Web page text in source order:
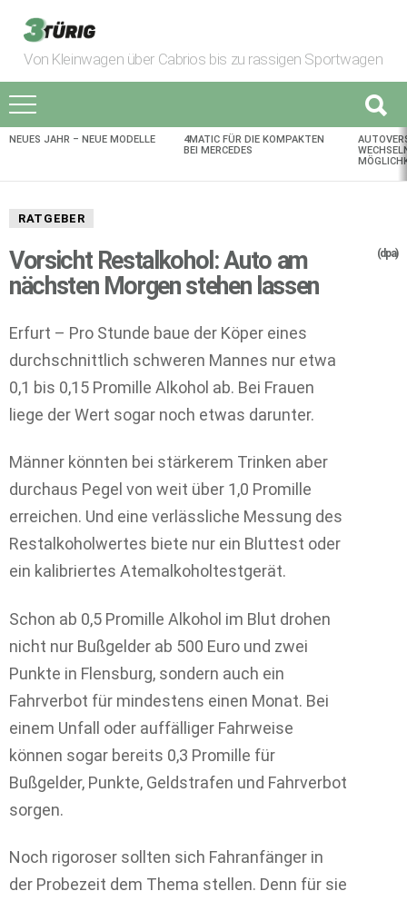
Von Kleinwagen über Cabrios bis zu rassigen Sportwagen
AKTUELLES
NEUES JAHR – NEUE MODELLE
4MATIC FÜR DIE KOMPAKTEN
BEI MERCEDES
RATGEBER
Vorsicht Restalkohol: Auto am
nächsten Morgen stehen lassen
(dpa)
Erfurt – Pro Stunde baue der Köper eines
durchschnittlich schweren Mannes nur etwa
0,1 bis 0,15 Promille Alkohol ab. Bei Frauen
liege der Wert sogar noch etwas darunter.
Männer könnten bei stärkerem Trinken aber
durchaus Pegel von weit über 1,0 Promille
erreichen. Und eine verlässliche Messung des
Restalkoholwertes biete nur ein Bluttest oder
ein kalibriertes Atemalkoholtestgerät.
Schon ab 0,5 Promille Alkohol im Blut drohen
nicht nur Bußgelder ab 500 Euro und zwei
Punkte in Flensburg, sondern auch ein
Fahrverbot für mindestens einen Monat. Bei
einem Unfall oder auffälliger Fahrweise
können sogar bereits 0,3 Promille für
Bußgelder, Punkte, Geldstrafen und Fahrverbot
sorgen.
Noch rigoroser sollten sich Fahranfänger in
der Probezeit dem Thema stellen. Denn für sie